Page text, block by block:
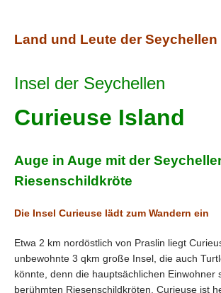
Land und Leute der Seychellen
Insel der Seychellen
Curieuse Island
Auge in Auge mit der
Riesenschildkröte
Die Insel Curieuse lädt zum Wandern ein
Etwa 2 km nordöstlich von Praslin liegt
unbewohnte 3 qkm große Insel, die auch
könnte, denn die hauptsächlichen Einwohner
berühmten Riesenschildkröten. Curieuse ist